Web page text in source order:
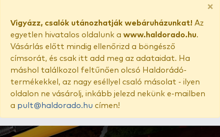
×
Vigyázz, csalók utánozhatják webáruházunkat! Az
egyetlen hivatalos oldalunk a www.haldorado.hu.
Vásárlás előtt mindig ellenőrizd a böngésző
címsorát, és csak itt add meg az adataidat. Ha
máshol találkozol feltűnően olcsó Haldorádó-
termékekkel, az nagy eséllyel csaló másolat - ilyen
oldalon ne vásárolj, inkább jelezd nekünk e-mailben
a pult@haldorado.hu címen!